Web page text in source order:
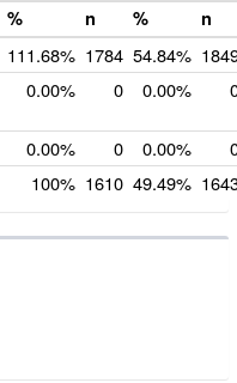
% n %
n
111.68% 1784 54.84%
0.00% 0 0.00%
0.00% 0 0.00%
100% 1610 49.49%